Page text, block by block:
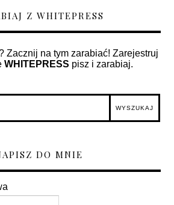
Z WHITEPRESS
Zacznij na tym zarabiać! Zarejestruj
WHITEPRESS pisz i zarabiaj.
DO MNIE